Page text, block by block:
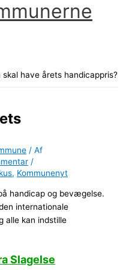
skal have årets handicappris?
/ Af
/
, Kommunenyt
handicap og bevægelse.
internationale
alle kan indstille
Slagelse